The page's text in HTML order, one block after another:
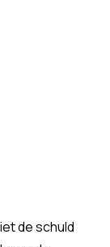
de schuld